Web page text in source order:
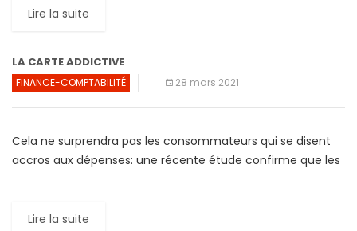
Lire la suite
LA CARTE ADDICTIVE
FINANCE-COMPTABILITÉ 28 mars 2021
Cela ne surprendra pas les consommateurs qui se disent
accros aux dépenses: une récente étude confirme que les
Lire la suite